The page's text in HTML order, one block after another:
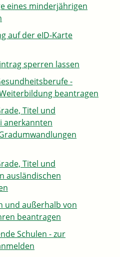
eines minderjährigen
auf der eID-Karte
sperren lassen
-
beantragen
Titel und
anerkannten
Titel und
ausländischen
und außerhalb von
beantragen
Schulen - zur